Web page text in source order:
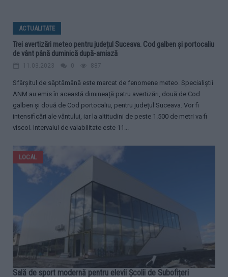
ACTUALITATE
Trei avertizări meteo pentru județul Suceava. Cod galben și portocaliu
de vânt până duminică după-amiază
11.03.2023 0 887
Sfârșitul de săptămână este marcat de fenomene meteo. Specialiștii
ANM au emis în această dimineață patru avertizări, două de Cod
galben și două de Cod portocaliu, pentru județul Suceava. Vor fi
intensificări ale vântului, iar la altitudini de peste 1.500 de metri va fi
viscol. Intervalul de valabilitate este 11...
LOCAL
Sală de sport modernă pentru elevii Școlii de Subofițeri